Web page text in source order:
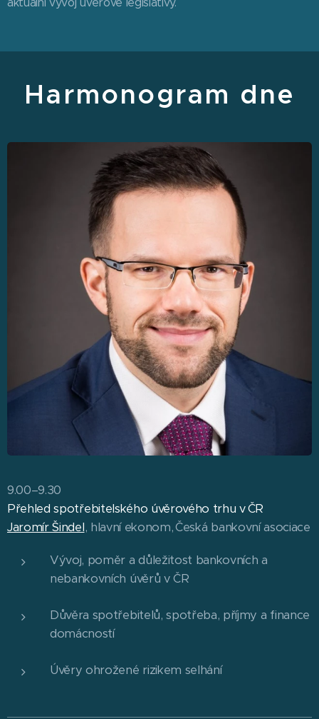
aktuální vývoj úvěrové legislativy.
Harmonogram dne
9.00–9.30
Přehled spotřebitelského úvěrového trhu v ČR
Jaromír Šindel, hlavní ekonom, Česká bankovní asociace
Vývoj, poměr a důležitost bankovních a
nebankovních úvěrů v ČR
Důvěra spotřebitelů, spotřeba, příjmy a finance
domácností
Úvěry ohrožené rizikem selhání